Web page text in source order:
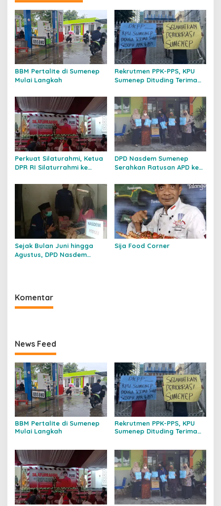
BBM Pertalite di Sumenep
Mulai Langkah
Rekrutmen PPK-PPS, KPU
Sumenep Dituding Terima
Perkuat Silaturahmi, Ketua
DPR RI Silaturrahmi ke
Thayyibah di Sumenep
DPD Nasdem Sumenep
Serahkan Ratusan APD ke
Sejak Bulan Juni hingga
Agustus, DPD Nasdem
Sija Food Corner
Komentar
News Feed
BBM Pertalite di Sumenep
Mulai Langkah
Rekrutmen PPK-PPS, KPU
Sumenep Dituding Terima